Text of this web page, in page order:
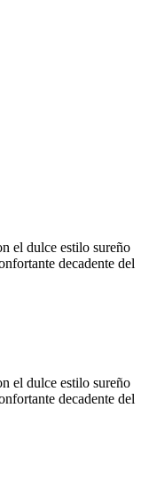
el dulce estilo sureño
decadente del
el dulce estilo sureño
decadente del